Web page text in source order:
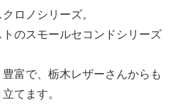
ロノシリーズ。
のスモールセコンドシリーズ
富で、栃木レザーさんからも
てます。